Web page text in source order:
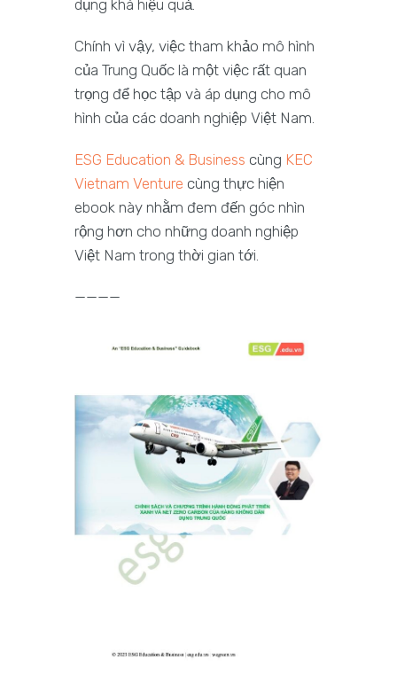
dụng khá hiệu quả.
Chính vì vậy, việc tham khảo mô hình
của Trung Quốc là một việc rất quan
trọng để học tập và áp dụng cho mô
hình của các doanh nghiệp Việt Nam.
ESG Education & Business cùng KEC
Vietnam Venture cùng thực hiện
ebook này nhằm đem đến góc nhìn
rộng hơn cho những doanh nghiệp
Việt Nam trong thời gian tới.
————